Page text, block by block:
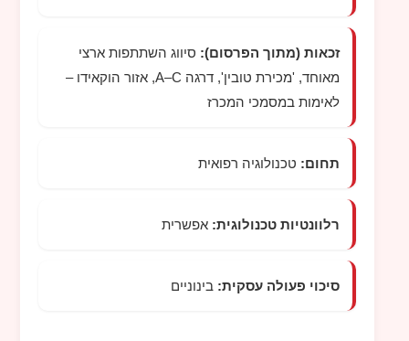
זכאות (מתוך הפרסום):סיווג השתתפות ארצי
מאוחד, 'מכירת טובין', דרגה A–C, אזור הוקאידו –
לאימות במסמכי המכרז
תחום:טכנולוגיה רפואית
רלוונטיות טכנולוגית:אפשרית
סיכוי פעולה עסקית:בינוניים